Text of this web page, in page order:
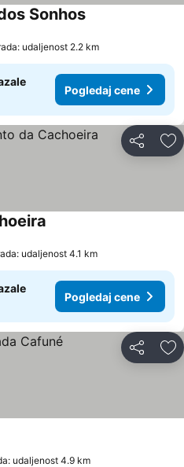
SonhosPogledaj cene
udaljenost 2.2 km
Pogledaj cene
Deli
udaljenost 4.1 km
Pogledaj cene
Deli
udaljenost 4.9 km